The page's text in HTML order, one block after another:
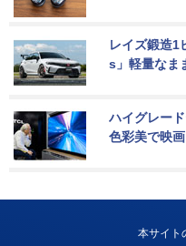
レイズ鍛造1
s」軽量なま
ハイグレー
色彩美で映
本サイト